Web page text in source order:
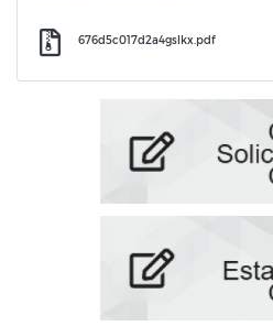
676d5c017d2a4gslkx.pdf